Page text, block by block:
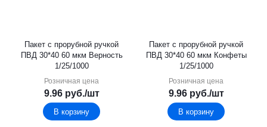
Пакет с прорубной ручкой
ПВД 30*40 60 мкм Верность
1/25/1000
Розничная цена
9.96руб./шт
В корзину
Пакет с прорубной ручкой
ПВД 30*40 60 мкм Конфеты
1/25/1000
Розничная цена
9.96руб./шт
В корзину